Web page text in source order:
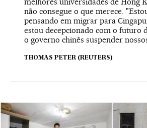
não consegue o que merece.
pensando em migrar para
estou decepcionado com o futuro
o governo chinês suspender
THOMAS PETER (REUTERS)